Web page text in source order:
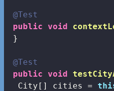
@Test
public void
}
@Test
public void
  City[] cities =